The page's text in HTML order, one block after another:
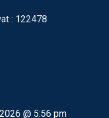
: 122478
@ 5:56 pm